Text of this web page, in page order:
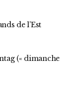
de l’Est
(« dimanche